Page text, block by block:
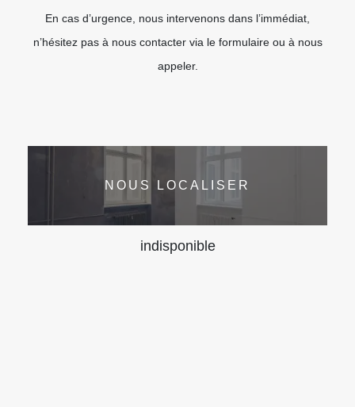
En cas d’urgence, nous intervenons dans l’immédiat,
n’hésitez pas à nous contacter via le formulaire ou à nous
appeler.
NOUS LOCALISER
indisponible